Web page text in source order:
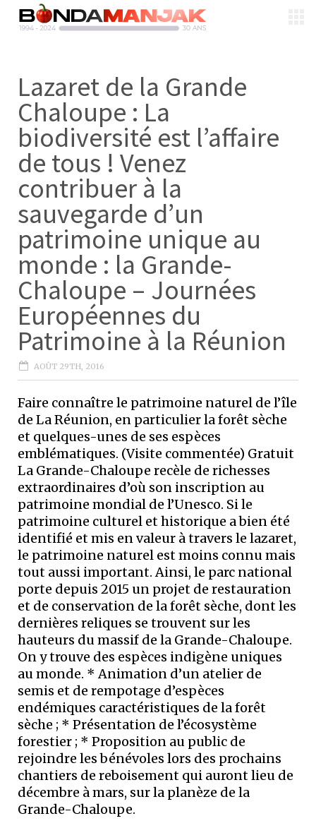
Lazaret de la Grande
Chaloupe : La
biodiversité est l’affaire
de tous ! Venez
contribuer à la
sauvegarde d’un
patrimoine unique au
monde : la Grande-
Chaloupe – Journées
Européennes du
Patrimoine à la Réunion
AOÛT 29TH, 2016
Faire connaître le patrimoine naturel de l’île
de La Réunion, en particulier la forêt sèche
et quelques-unes de ses espèces
emblématiques. (Visite commentée) Gratuit
La Grande-Chaloupe recèle de richesses
extraordinaires d’où son inscription au
patrimoine mondial de l’Unesco. Si le
patrimoine culturel et historique a bien été
identifié et mis en valeur à travers le lazaret,
le patrimoine naturel est moins connu mais
tout aussi important. Ainsi, le parc national
porte depuis 2015 un projet de restauration
et de conservation de la forêt sèche, dont les
dernières reliques se trouvent sur les
hauteurs du massif de la Grande-Chaloupe.
On y trouve des espèces indigène uniques
au monde. * Animation d’un atelier de
semis et de rempotage d’espèces
endémiques caractéristiques de la forêt
sèche ; * Présentation de l’écosystème
forestier ; * Proposition au public de
rejoindre les bénévoles lors des prochains
chantiers de reboisement qui auront lieu de
décembre à mars, sur la planèze de la
Grande-Chaloupe.